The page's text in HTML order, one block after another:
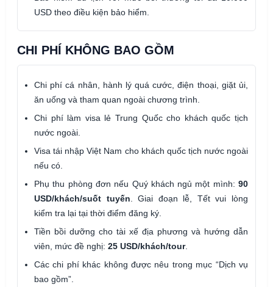
USD theo điều kiện bảo hiểm.
CHI PHÍ KHÔNG BAO GỒM
Chi phí cá nhân, hành lý quá cước, điện thoại, giặt ủi,
ăn uống và tham quan ngoài chương trình.
Chi phí làm visa lẻ Trung Quốc cho khách quốc tịch
nước ngoài.
Visa tái nhập Việt Nam cho khách quốc tịch nước ngoài
nếu có.
Phụ thu phòng đơn nếu Quý khách ngủ một mình: 90
USD/khách/suốt tuyến. Giai đoạn lễ, Tết vui lòng
kiểm tra lại tại thời điểm đăng ký.
Tiền bồi dưỡng cho tài xế địa phương và hướng dẫn
viên, mức đề nghị: 25 USD/khách/tour.
Các chi phí khác không được nêu trong mục “Dịch vụ
bao gồm”.